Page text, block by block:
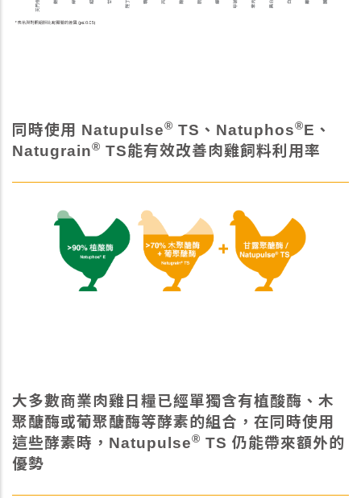
同時使用 Natupulse® TS、Natuphos®E、
Natugrain® TS能有效改善肉雞飼料利用率
大多數商業肉雞日糧已經單獨含有植酸酶、木
聚醣酶或葡聚醣酶等酵素的組合，在同時使用
這些酵素時，Natupulse® TS 仍能帶來額外的
優勢